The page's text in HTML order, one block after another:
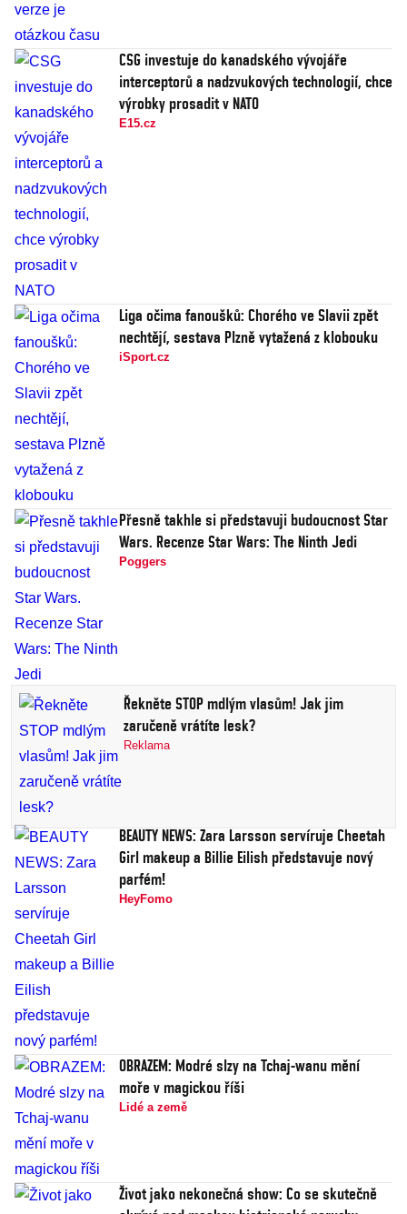
CSG investuje do kanadského vývojáře
interceptorů a nadzvukových technologií, chce
výrobky prosadit v NATO
E15.cz
Liga očima fanoušků: Chorého ve Slavii zpět
nechtějí, sestava Plzně vytažená z klobouku
iSport.cz
Přesně takhle si představuji budoucnost Star
Wars. Recenze Star Wars: The Ninth Jedi
Poggers
Řekněte STOP mdlým vlasům! Jak jim
zaručeně vrátíte lesk?
Reklama
BEAUTY NEWS: Zara Larsson servíruje Cheetah
Girl makeup a Billie Eilish představuje nový
parfém!
HeyFomo
OBRAZEM: Modré slzy na Tchaj-wanu mění
moře v magickou říši
Lidé a země
Život jako nekonečná show: Co se skutečně